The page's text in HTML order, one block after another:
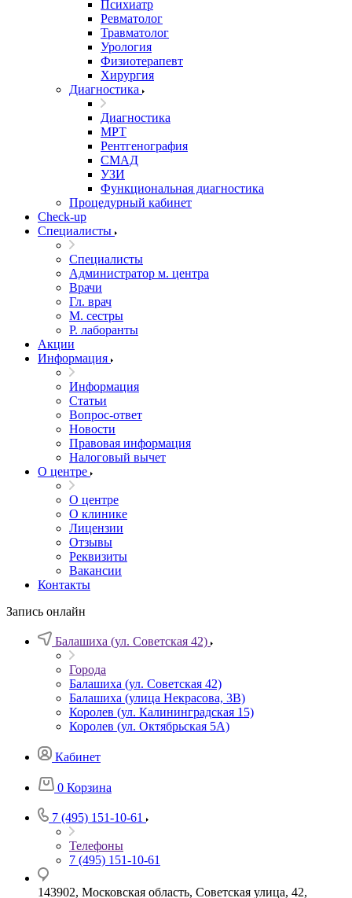
Психиатр
Ревматолог
Травматолог
Урология
Физиотерапевт
Хирургия
Диагностика
Диагностика
МРТ
Рентгенография
СМАД
УЗИ
Функциональная диагностика
Процедурный кабинет
Cheсk-up
Специалисты
Специалисты
Администратор м. центра
Врачи
Гл. врач
М. сестры
Р. лаборанты
Акции
Информация
Информация
Статьи
Вопрос-ответ
Новости
Правовая информация
Налоговый вычет
О центре
О центре
О клинике
Лицензии
Отзывы
Реквизиты
Вакансии
Контакты
Запись онлайн
Балашиха (ул. Советская 42)
Города
Балашиха (ул. Советская 42)
Балашиха (улица Некрасова, 3В)
Королев (ул. Калининградская 15)
Королев (ул. Октябрьская 5А)
Кабинет
0 Корзина
7 (495) 151-10-61
Телефоны
7 (495) 151-10-61
143902, Московская область, Советская улица, 42,